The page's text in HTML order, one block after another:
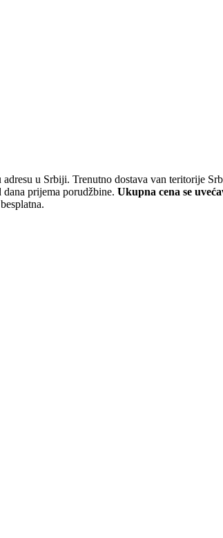
u Srbiji. Trenutno dostava van teritorije
prijema porudžbine. Ukupna cena se